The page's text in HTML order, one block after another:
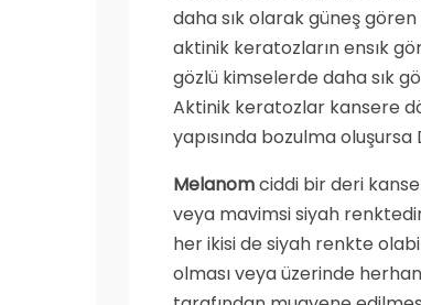
daha sık olarak güneş
aktinik keratozların ensık
gözlü kimselerde daha sık
Aktinik keratozlar kansere
yapısında bozulma
Melanomciddi bir deri
veya mavimsi siyah
her ikisi de siyah renkte
olması veya üzerinde